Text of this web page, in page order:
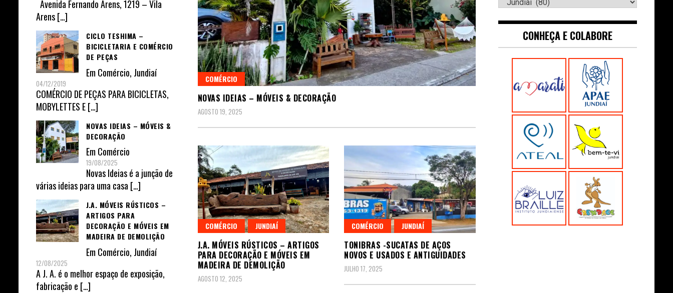
COMÉRCIO
NOVAS IDEIAS – MÓVEIS & DECORAÇÃO
AGOSTO 19, 2025
COMÉRCIO JUNDIAÍ
J.A. MÓVEIS RÚSTICOS – ARTIGOS
PARA DECORAÇÃO E MÓVEIS EM
MADEIRA DE DEMOLIÇÃO
AGOSTO 12, 2025
COMÉRCIO JUNDIAÍ
TONIBRAS -SUCATAS DE AÇOS
NOVOS E USADOS E ANTIGUIDADES
JULHO 17, 2025
Avenida Fernando Arens, 1219 – Vila
Arens[…]
CICLO TESHIMA –
BICICLETARIA E COMÉRCIO
DE PEÇAS
Em Comércio, Jundiaí
04/12/2019
COMÉRCIO DE PEÇAS PARA BICICLETAS,
MOBYLETTES E[…]
NOVAS IDEIAS – MÓVEIS &
DECORAÇÃO
Em Comércio
19/08/2025
Novas Ideias é a junção de
várias ideias para uma casa […]
J.A. MÓVEIS RÚSTICOS –
ARTIGOS PARA
DECORAÇÃO E MÓVEIS EM
MADEIRA DE DEMOLIÇÃO
Em Comércio, Jundiaí
12/08/2025
A J. A. é o melhor espaço de exposição,
fabricação e […]
CONHEÇA E COLABORE